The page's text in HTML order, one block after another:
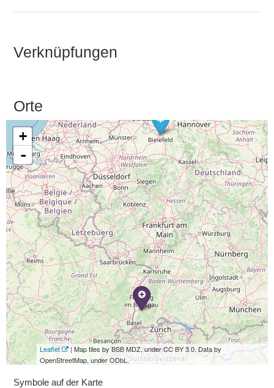
Verknüpfungen
Orte
+
-
Leaflet
| Map tiles by BSB MDZ, under CC BY 3.0. Data by
OpenStreetMap, under ODbL.
Symbole auf der Karte